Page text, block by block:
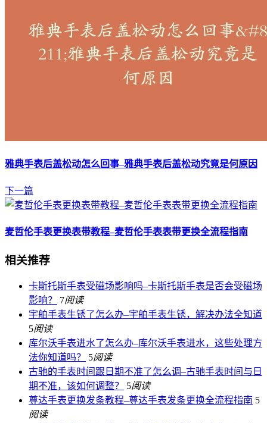
雅典手表后盖松动怎么回事–雅典手表后盖松动究竟是何原因
下一篇
麦哲伦手表更换表带教程–麦哲伦手表表带更换全流程指南
相关推荐
卡斯托斯手表受磁场影响吗–卡斯托斯手表是否会受磁场
影响？
7阅读
宇舶手表生锈了怎么办–宇舶手表生锈，解决办法全知道
5阅读
库尔沃手表进水了怎么办–库尔沃手表进水，这些处理方
法你知道吗？
5阅读
古驰的手表时间跟日期不准了怎么调–古驰手表时间与日
期不准，该如何调整？
5阅读
尊达手表更换发条教程–尊达手表发条更换全流程指南 5
阅读